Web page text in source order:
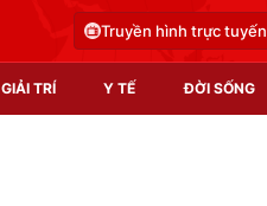
Truyền hình trực tuyến
GIẢI TRÍ Y TẾ ĐỜI SỐNG